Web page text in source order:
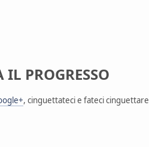
PROGRESSO
, cinguettateci e fateci cinguettare